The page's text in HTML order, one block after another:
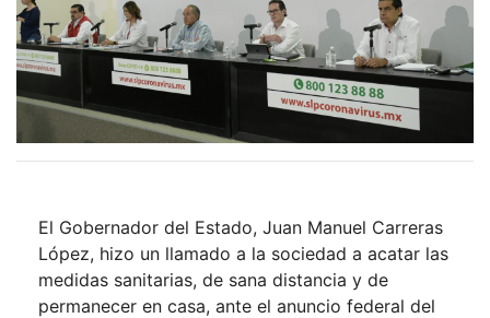
El Gobernador del Estado, Juan Manuel Carreras
López, hizo un llamado a la sociedad a acatar las
medidas sanitarias, de sana distancia y de
permanecer en casa, ante el anuncio federal del